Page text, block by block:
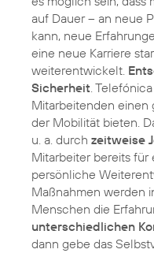
auf Dauer – an neue
kann, neue
eine neue Karriere
weiterentwickelt.
Sicherheit.
Mitarbeitenden einen
der Mobilität bieten.
u. a. durch zeitweise
Mitarbeiter bereits
persönliche
Maßnahmen werden
Menschen die
unterschiedlichen
dann gebe das